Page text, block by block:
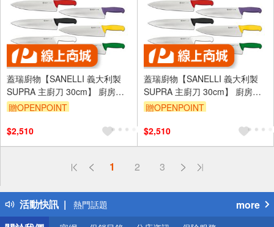
蓋瑞廚物【SANELLI 義大利製
SUPRA 主廚刀 30cm】 廚房刀
調理刀 廚刀 主廚刀 西式主廚刀
贈OPENPOINT
$2,510
蓋瑞廚物【SANELLI 義大利製
SUPRA 主廚刀 30cm】 廚房刀
調理刀 廚刀 主廚刀 西式主廚刀
贈OPENPOINT
$2,510
1 2 3
活動快訊
偏遠地區配送
得獎公告
熱門話題
銀行優惠
more